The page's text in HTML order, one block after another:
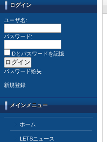
ログイン
ユーザ名:
パスワード:
IDとパスワードを記憶
パスワード紛失
新規登録
メインメニュー
ホーム
LETSニュース